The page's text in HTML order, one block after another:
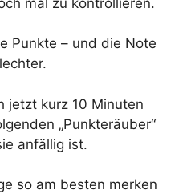
Punkte – und die Note
jetzt kurz 10 Minuten
„Punkteräuber“
anfällig ist.
so am besten merken